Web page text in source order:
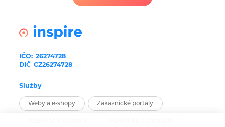
IČO: 26274728
DIČ CZ26274728
Služby
Weby a e-shopy Zákaznické portály